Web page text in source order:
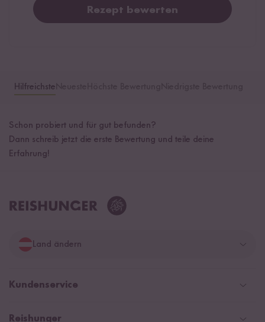
Rezept bewerten
Hilfreichste
Schon probiert und für gut befunden?
Dann schreib jetzt die erste Bewertung und teile deine
Erfahrung!
Land ändern
Deutschland
Kundenservice
Help Center und FAQ
Reishunger